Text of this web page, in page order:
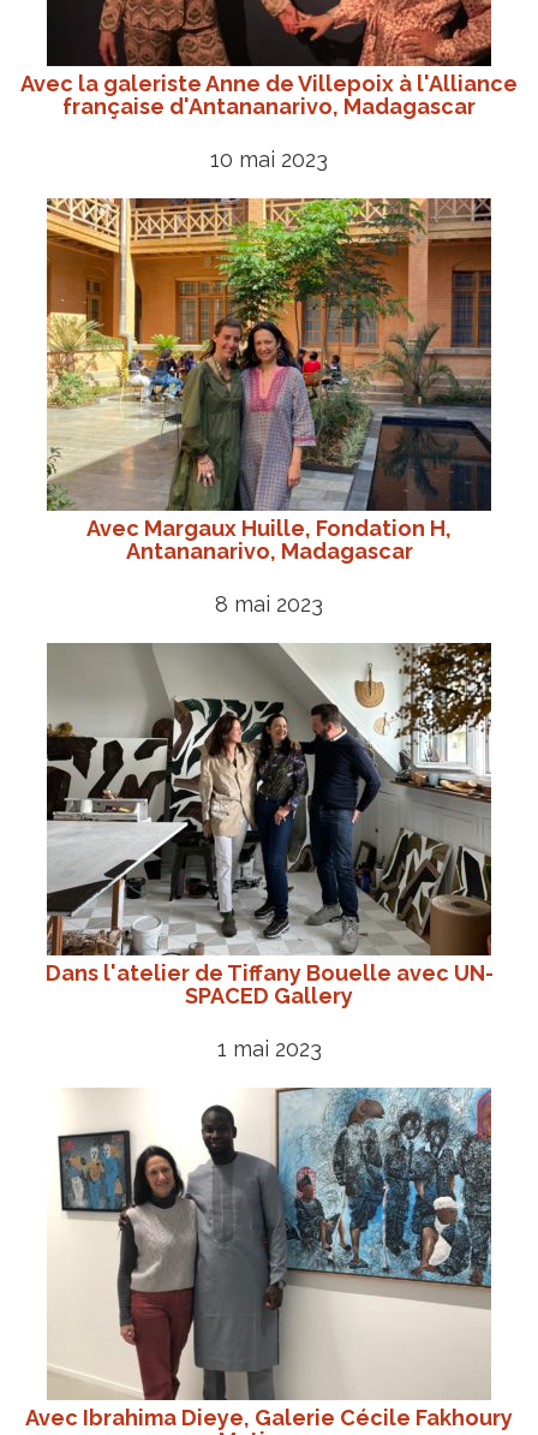
Avec la galeriste Anne de Villepoix à l'Alliance
française d'Antananarivo, Madagascar
10 mai 2023
Avec Margaux Huille, Fondation H,
Antananarivo, Madagascar
8 mai 2023
Dans l'atelier de Tiffany Bouelle avec UN-
SPACED Gallery
1 mai 2023
Avec Ibrahima Dieye, Galerie Cécile Fakhoury